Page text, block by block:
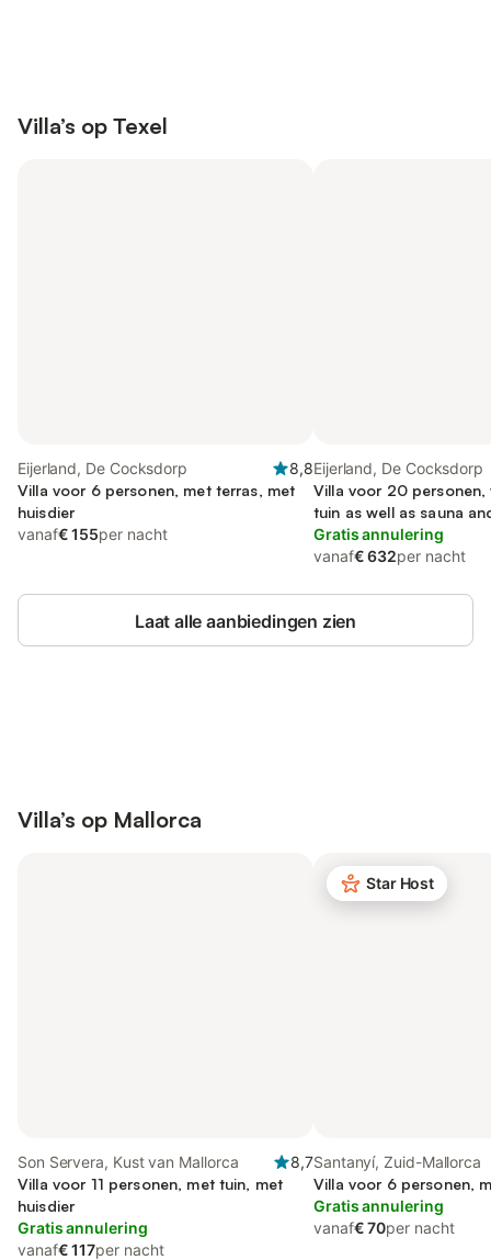
Villa’s op Texel
Eijerland, De Cocksdorp
8,8
Villa voor 6 personen, met terras, met
huisdier
vanaf€ 155per nacht
Eijerland, De Cocksdorp
Villa voor 20 personen,
tuin as well as sauna
kindvriendelijk
Gratis annulering
vanaf€ 632per nacht
Laat alle aanbiedingen zien
Villa’s op Mallorca
Son Servera, Kust van Mallorca
8,7
Villa voor 11 personen, met tuin, met
huisdier
Gratis annulering
vanaf€ 117per nacht
Star Host
Santanyí, Zuid-Mallorca
Villa voor 6 personen,
Gratis annulering
vanaf€ 70per nacht